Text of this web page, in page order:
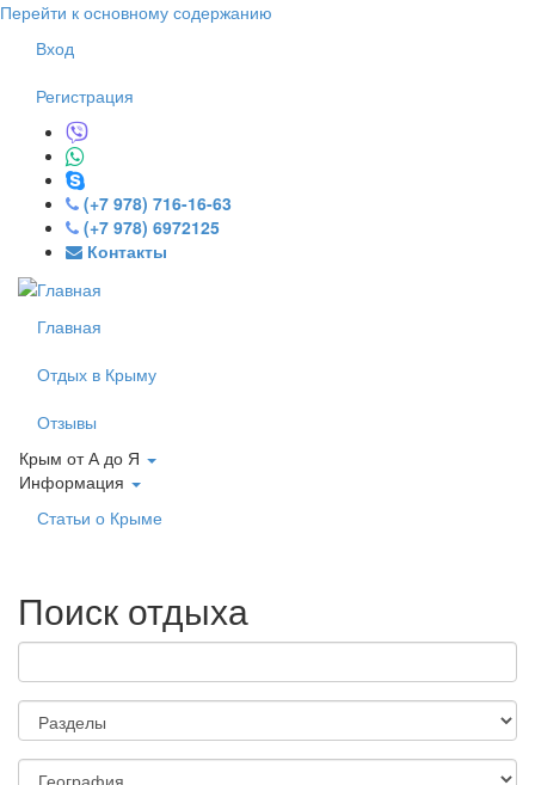
Перейти к основному содержанию
Вход
Регистрация
(+7 978) 716-16-63
(+7 978) 6972125
Контакты
Главная
Отдых в Крыму
Отзывы
Крым от А до Я
Информация
Статьи о Крыме
Поиск отдыха